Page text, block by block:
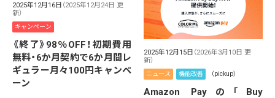
2025年12月16日 （2025年12月24日 更
新）
キャンペーン
《終了》98％OFF！初期費用
無料・6か月契約で6か月間レ
ギュラー月々100円キャンペ
ーン
2025年12月15日 （2026年3月10日 更
新）
ニュース 機能改善 （pickup）
Amazon Payの「Buy